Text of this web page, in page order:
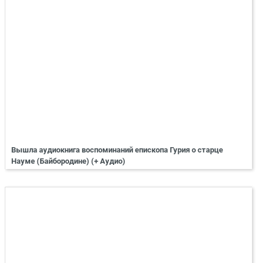
Вышла аудиокнига воспоминаний епископа Гурия о старце
Науме (Байбородине) (+ Аудио)